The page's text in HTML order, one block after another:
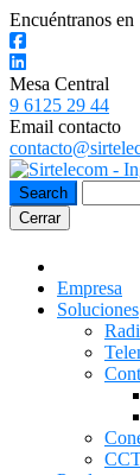
Encuéntranos en
Mesa Central
9 6125 29 44
Email contacto
Cerrar
Empresa
Soluciones